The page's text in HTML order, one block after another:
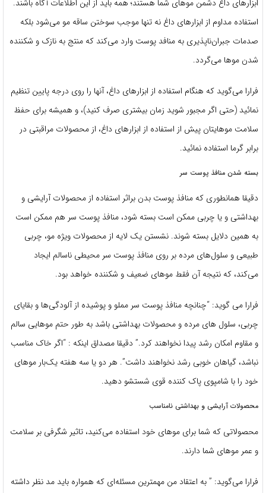
ابزارهای داغ دشمن موهای شما هستند؛ همه باید از این اطلاعات آگاه باشند.
استفاده مداوم از ابزارهای داغ نه تنها موجب سوختن ساقه مو می‌شود بلکه
صدمات جبران‌ناپذیری به منافد پوست وارد می‌کند که منتج به نازک و شکننده
شدن موها می‌گردد.
فرارا می‌گوید که هنگام استفاده از ابزارهای داغ، آنها را روی درجه پایین تنظیم
نمائید (حتی اگر مجبور شوید زمان بیشتری صرف کنید)، و همیشه برای حفظ
سلامت موهایتان پیش از استفاده از ابزارهای داغ، از محصولات مراقبتی در
برابر گرما استفاده نمائید.
بسته شدن منافذ پوست سر
دقیقا همانطوری که منافذ پوست بدن براثر استفاده از محصولات آرایشی و
بهداشتی و یا چربی ممکن است بسته شود، منافذ پوست سر هم ممکن است
به همین دلایل بسته شوند. نشستن یک لایه از محصولات ویژه مو، چربی
طبیعی و سلول‌های مرده بر روی منافذ پوست سر محیطی ناسالم ایجاد
می‌کند، که نتیجه آن فقط موهای ضعیف و شکننده خواهد بود.
فرارا می ‌گوید: “چنانچه منافذ پوست سر مملو و پوشیده از آلودگی‌ها و بقایای
چربی، سلول های مرده و محصولات بهداشتی باشد به طور حتم موهایی سالم
و مقاوم امکان رشد پیدا نخواهند کرد.” دقیقا مصداق اینکه : “اگر خاک مناسب
نباشد، گیاهان خوبی رشد نخواهند داشت”. هر دو یا سه هفته یک‌بار موهای
خود را با شامپوی پاک کننده قوی شستشو دهید.
محصولات آرایشی و بهداشتی نامناسب
محصولاتی که شما برای موهای خود استفاده می‌کنید، تاثیر شگرفی بر سلامت
و عمر موهای شما دارند.
فرارا می‌گوید: ” به اعتقاد من مهمترین مسئله‌ای که همواره باید مد نظر داشته